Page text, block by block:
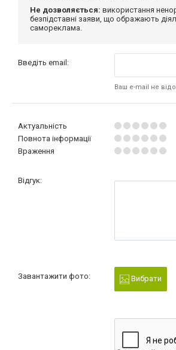
Не дозволяється: використання
безпідставні заяви, що ображають
самореклама.
Введіть email:
Ваш e-mail не
Актуальність
Повнота інформації
Враження
Відгук:
Завантажити фото: Вибрати